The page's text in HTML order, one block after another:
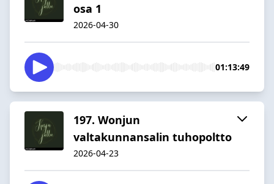
osa 1
2026-04-30
01:13:49
197. Wonjun
valtakunnansalin tuhopoltto
2026-04-23